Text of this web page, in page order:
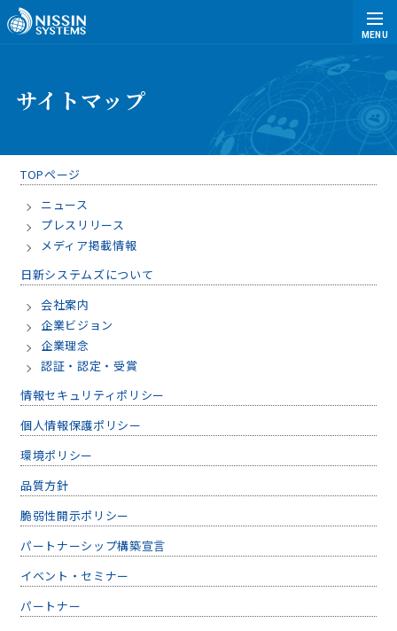
MENU
サイトマップ
TOPページ
ニュース
プレスリリース
メディア掲載情報
日新システムズについて
会社案内
企業ビジョン
企業理念
認証・認定・受賞
情報セキュリティポリシー
個人情報保護ポリシー
環境ポリシー
品質方針
脆弱性開示ポリシー
パートナーシップ構築宣言
イベント・セミナー
パートナー